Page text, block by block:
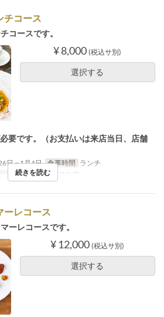
チコース
コースです。
¥ 8,000 (税込サ別)
選択する
要です。（お支払いは来店当日、店舗
日 ~ 1月4日 食事時間 ランチ
2F レストランフロア
続きを読む
ーレコース
ーレコースです。
¥ 12,000 (税込サ別)
選択する